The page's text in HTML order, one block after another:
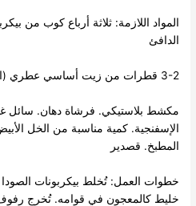
المواد اللازمة: ثلاثة أرباع كوب من
الدافئ
3-2 قطرات من زيت أساسي عطري (اختياري)
مكشط بلاستيكي. فرشاة دهان. سائل
الإسفنجية. كمية مناسبة من الخل
المطبخ. قصدير
خطوات العمل: تُخلط بيكربونات الصودا
خليط كالمعجون في قوامه. تُخرج رفوف